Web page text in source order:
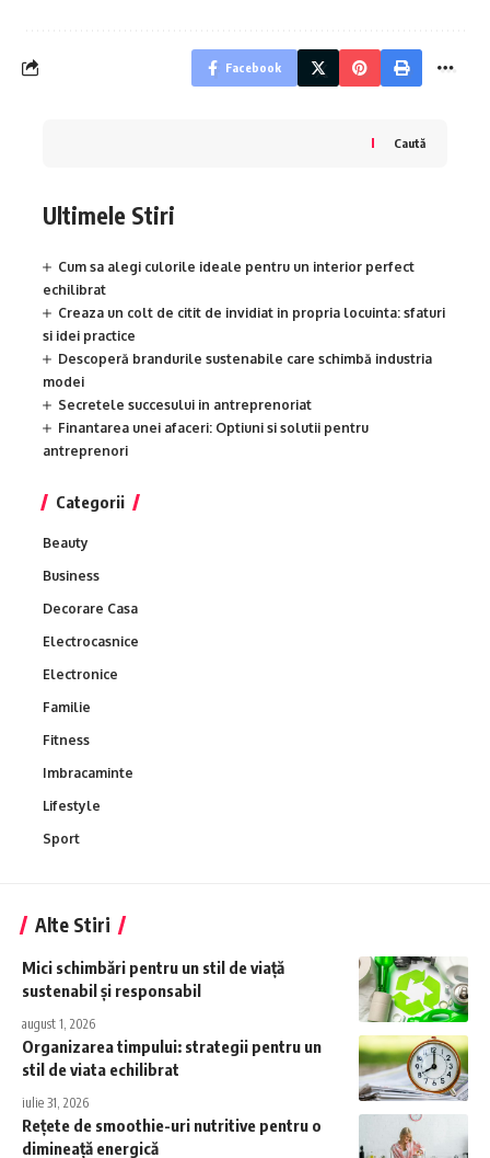
Facebook
Caută
Ultimele Stiri
Cum sa alegi culorile ideale pentru un interior perfect
echilibrat
Creaza un colt de citit de invidiat in propria locuinta: sfaturi
si idei practice
Descoperă brandurile sustenabile care schimbă industria
modei
Secretele succesului in antreprenoriat
Finantarea unei afaceri: Optiuni si solutii pentru
antreprenori
Categorii
Beauty
Business
Decorare Casa
Electrocasnice
Electronice
Familie
Fitness
Imbracaminte
Lifestyle
Sport
Alte Stiri
Mici schimbări pentru un stil de viață
sustenabil și responsabil
august 1, 2026
Organizarea timpului: strategii pentru un
stil de viata echilibrat
iulie 31, 2026
Rețete de smoothie-uri nutritive pentru o
dimineață energică